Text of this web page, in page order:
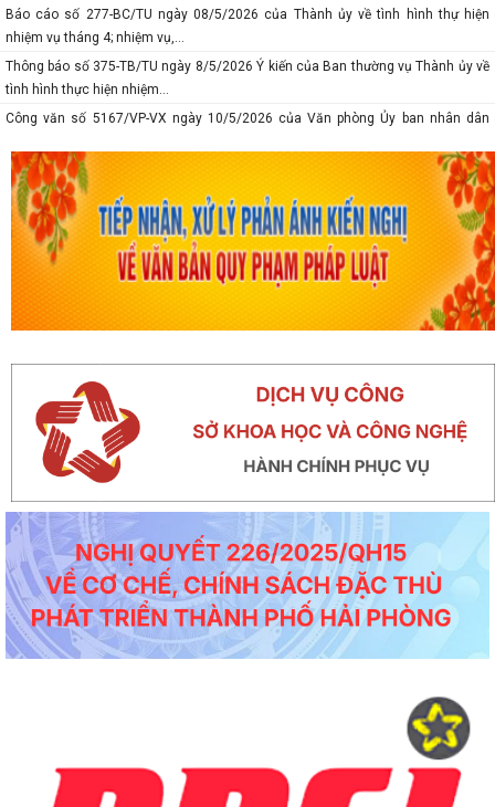
Báo cáo số 277-BC/TU ngày 08/5/2026 của Thành ủy về tình hình thự hiện
nhiệm vụ tháng 4; nhiệm vụ,...
Thông báo số 375-TB/TU ngày 8/5/2026 Ý kiến của Ban thường vụ Thành ủy về
tình hình thực hiện nhiệm...
Công văn số 5167/VP-VX ngày 10/5/2026 của Văn phòng Ủy ban nhân dân
Công văn số 1747/SKHCN-CCTĐC ngày 07/5/2026 về việc đề nghị xem xét,
nâng cấp, cải tiến hệ thống...
Thông báo số 370-TB/TU ngày 06/5/2026 ý kiến của Thường trực Thành ủy về
công tác chuẩn bị tổ chức...
Thông báo số 594/TB-SKHCN ngày 05/5/2026 Kết luận Hội nghị đối thoại và giải
quyết kiến nghị của...
Công văn số 4621/SYT-CCDSTE ngày 05/5/2026 của Sở Y tế về việc tăng cường
tuyên truyền, phổ biến kêu...
Công văn số 1524/SKHCN-HTS&CNg ngày 22/4/2026 Quyết định ban hành Quy
chế phối hợp trong hoạt động...
Công văn số 1456/SKHCN-QLCN ngày 17/4/2026 về việc hưởng ứng Ngày Sáng
tạo và Đổi mới sáng tạo thế...
Công văn số 65-CV/BTGDVĐU ngày 27/3/2026 của Ban tuyên giáo và Dân vận
về việc tuyên truyền kỷ niệm...
Thông báo số 139/TB-BKHCN ngày 10/4/2026 của Bộ Khoa học và Công nghệ
về việc tiệp nhận hồ sơ đề...
Công văn số 1379/SKHCN-HTS&CNg ngày 14/4/2026 về việc xin ý kiến về hồ sơ
dự thảo Quyết định ban...
Công văn số 1306/SKHCN-VP ngày 09/4/2026 về việc tham gia lấy ý kiến về hồ
sơ dự thảo Quyết định...
Thông báo số 379/TB-SKHCN ngày 01/4/2026 về việc mời chào giá thực hiện